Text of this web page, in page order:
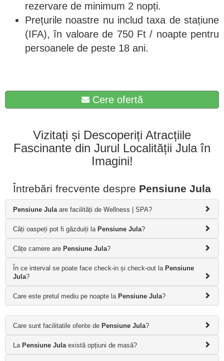
rezervare de minimum 2 nopți.
Prețurile noastre nu includ taxa de stațiune
(IFA), în valoare de 750 Ft / noapte pentru
persoanele de peste 18 ani.
Cere ofertă
Vizitați și Descoperiți Atracțiile
Fascinante din Jurul Localității Jula în
Imagini!
Întrebări frecvente despre Pensiune Jula
Pensiune Julaare facilități de Wellness | SPA?
Câți oaspeți pot fi găzduiți la Pensiune Jula?
Câțe camere are Pensiune Jula?
În ce interval se poate face check-in și check-out la Pensiune
Jula?
Care este pretul mediu pe noapte la Pensiune Jula?
Care sunt facilitatile oferite de Pensiune Jula?
La Pensiune Julaexistă opțiuni de masă?